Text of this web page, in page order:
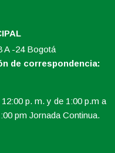
A -24 Bogotá
de correspondencia:
p. m. y de 1:00 p.m a
pm Jornada Continua.